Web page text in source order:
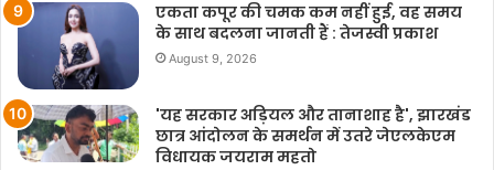
एकता कपूर की चमक कम नहीं हुई, वह समय
के साथ बदलना जानती हैं : तेजस्वी प्रकाश
August 9, 2026
'यह सरकार अड़ियल और तानाशाह है', झारखंड
छात्र आंदोलन के समर्थन में उतरे जेएलकेएम
विधायक जयराम महतो